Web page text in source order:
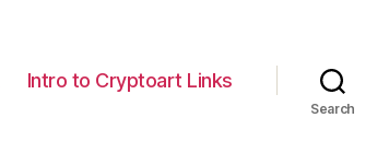
Intro to Cryptoart Links
Search